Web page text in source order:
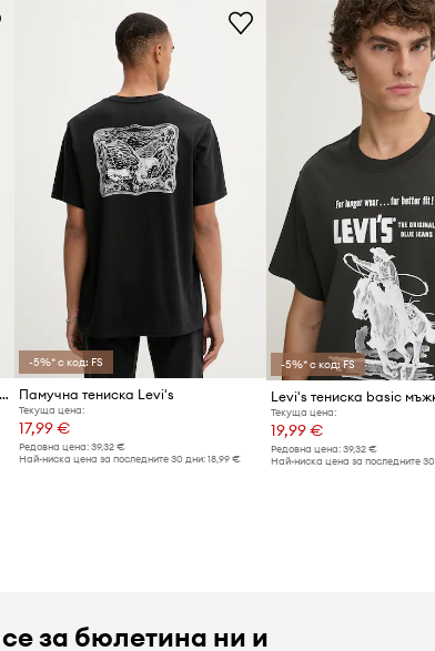
GRAPHIC CREWNECK
-5%* с код: FS
Памучна тениска Levi's
Текуща цена:
17,99 €
Редовна цена:39,32 €
Най-ниска цена за последните 30 дни:18,99 €
-5%* с код: FS
Текуща цена:
19,99 €
Редовна цена: 39,32 €
Най-ниска цена за последните
за бюлетина ни и